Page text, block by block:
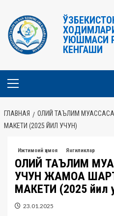
содержимому
УЮШМАСИ
КЕНГАШИ
Основное
ГЛАВНАЯ
ОЛИЙ ТАЪЛИМ
МАКЕТИ (2025 ЙИЛ УЧУН)
Ижтимоий ҳимоя Янгиликлар
ОЛИЙ ТАЪЛИМ
УЧУН ЖАМОА
МАКЕТИ (2025 йил
23.01.2025